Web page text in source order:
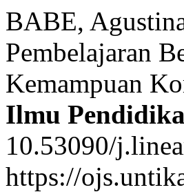
BABE,
Pembelajaran
Kemampuan
Ilmu
10.53090/
https://